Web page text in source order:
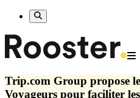
Trip.com Group propose
Voyageurs pour faciliter